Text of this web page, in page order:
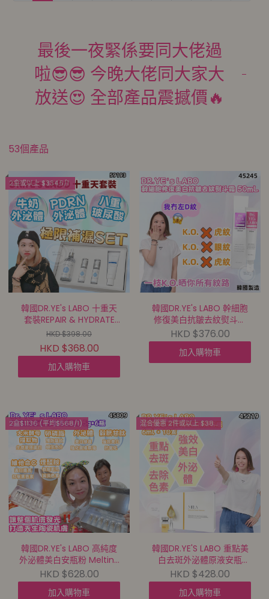
最後一夜緊係要同大佬過
啦😎😎 今晚大佬同大家大
放送😍 全部產品震撼價🔥
53個產品
2盒或以上 $334.5/1
韓國DR.YE's LABO 十重天
套裝REPAIR & HYDRATE
DUO SET【買滿$699包郵
| 7/8截單 | 預計9月中到貨
| 20260802A(59193.)】
HKD $398.00
HKD $368.00
加入購物車
韓國DR.YE's LABO 幹細胞
修復美白抗皺去紋熨斗霜
CELL REPAIR CREAM 50ml
(1 SET 買2送1 共3枝)【買
滿$699包郵 | 7/8截單 | 預
計9月中到貨 |
HKD $376.00
加入購物車
2盒$1136 (平均$568/1)
韓國DR.YE's LABO 高純度
外泌體美白安瓶粉 Melting
Ampoule Powder 5g*6瓶
【買滿$699包郵 | 7/8截單
| 預計9月中到貨 |
HKD $628.00
加入購物車
混合優惠 2件或以上 $389.5/1
韓國DR.YE'S LABO 重點美
白去斑外泌體原液安瓶
MELAZERO PERFECT
AMPOULE 6ML*10【買滿
$699包郵 | 7/8截單 | 預計
HKD $428.00
加入購物車